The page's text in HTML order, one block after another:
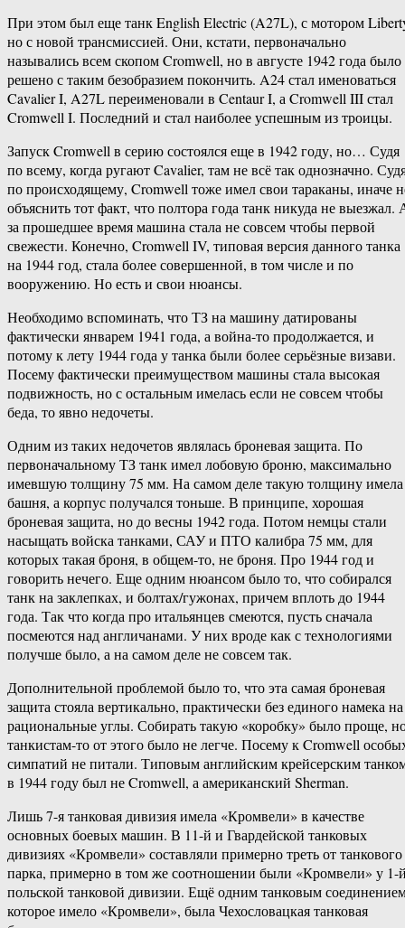
При этом был еще танк English Electric (A27L), с мотором
но с новой трансмиссией. Они, кстати, первоначально
назывались всем скопом Cromwell, но в августе 1942 года было
решено с таким безобразием покончить. A24 стал именоваться
Cavalier I, A27L переименовали в Centaur I, а Cromwell III стал
Cromwell I. Последний и стал наиболее успешным из троицы.
Запуск Cromwell в серию состоялся еще в 1942 году, но… Судя
по всему, когда ругают Cavalier, там не всё так однозначно.
по происходящему, Cromwell тоже имел свои тараканы, иначе
объяснить тот факт, что полтора года танк никуда не выезжал.
за прошедшее время машина стала не совсем чтобы первой
свежести. Конечно, Cromwell IV, типовая версия данного танка
на 1944 год, стала более совершенной, в том числе и по
вооружению. Но есть и свои нюансы.
Необходимо вспоминать, что ТЗ на машину датированы
фактически январем 1941 года, а война-то продолжается, и
потому к лету 1944 года у танка были более серьёзные визави.
Посему фактически преимуществом машины стала высокая
подвижность, но с остальным имелась если не совсем чтобы
беда, то явно недочеты.
Одним из таких недочетов являлась броневая защита. По
первоначальному ТЗ танк имел лобовую броню, максимально
имевшую толщину 75 мм. На самом деле такую толщину имела
башня, а корпус получался тоньше. В принципе, хорошая
броневая защита, но до весны 1942 года. Потом немцы стали
насыщать войска танками, САУ и ПТО калибра 75 мм, для
которых такая броня, в общем-то, не броня. Про 1944 год и
говорить нечего. Еще одним нюансом было то, что собирался
танк на заклепках, и болтах/гужонах, причем вплоть до 1944
года. Так что когда про итальянцев смеются, пусть сначала
посмеются над англичанами. У них вроде как с технологиями
получше было, а на самом деле не совсем так.
Дополнительной проблемой было то, что эта самая броневая
защита стояла вертикально, практически без единого намека на
рациональные углы. Собирать такую «коробку» было проще,
танкистам-то от этого было не легче. Посему к Cromwell
симпатий не питали. Типовым английским крейсерским
в 1944 году был не Cromwell, а американский Sherman.
Лишь 7-я танковая дивизия имела «Кромвели» в качестве
основных боевых машин. В 11-й и Гвардейской танковых
дивизиях «Кромвели» составляли примерно треть от танкового
парка, примерно в том же соотношении были «Кромвели» у 1-
польской танковой дивизии. Ещё одним танковым
которое имело «Кромвели», была Чехословацкая танковая